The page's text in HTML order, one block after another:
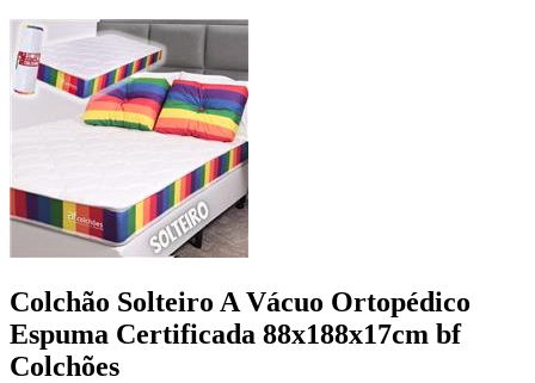
Colchão Solteiro A Vácuo Ortopédico
Espuma Certificada 88x188x17cm bf
Colchões